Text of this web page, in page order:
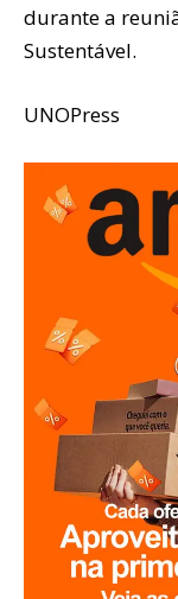
durante a
Sustentável.
UNOPress